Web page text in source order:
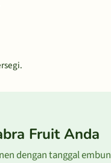
Fruit Anda
dengan tanggal embun